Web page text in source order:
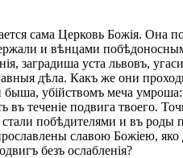
сама Церковь Божія. Она
и вѣнцами
заградиша уста львовъ,
дѣла. Какъ же они
убійствомъ меча
теченіе подвига твоего.
побѣдителями и въ
славою Божіею,
безъ ослабленія?